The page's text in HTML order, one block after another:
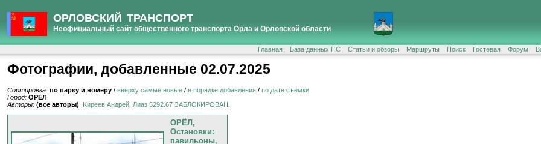
ОРЛОВСКИЙ ТРАНСПОРТ
Неофициальный сайт общественного транспорта Орла и Орловской области
Главная База данных ПС Статьи и обзоры Маршруты Поиск Гостевая Форум
Фотографии, добавленные 02.07.2025
Сортировка: по парку и номеру / вверху самые новые / в порядке добавления / по дате съёмки
Город: ОРЁЛ
Авторы: (все авторы) Kиpeeв Aндpeй Лиаз 5292.67 ЗАБЛОКИРОВАН
ОРЁЛ,
Остановки:
павильоны,